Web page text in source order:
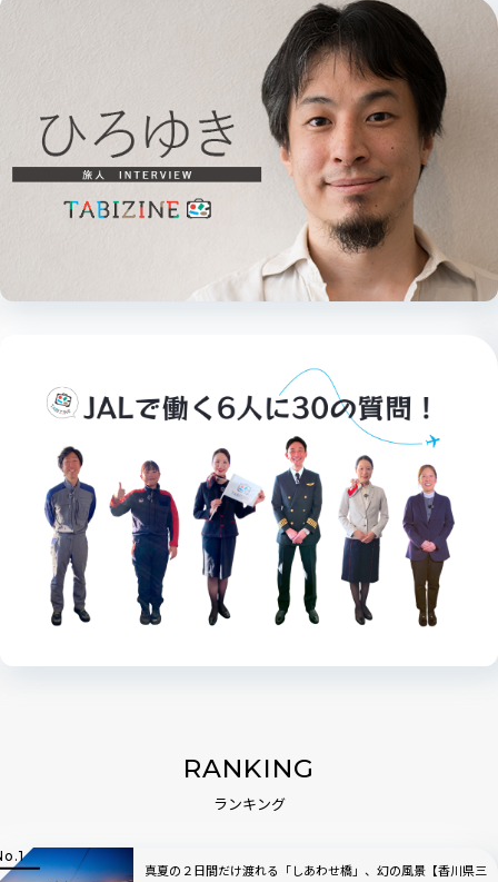
RANKING
ランキング
真夏の２日間だけ渡れる「しあわせ橋」、幻の風景【香川県三